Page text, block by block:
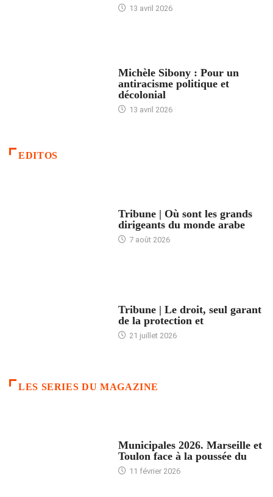
13 avril 2026
Michèle Sibony : Pour un
antiracisme politique et
décolonial
13 avril 2026
EDITOS
Tribune | Où sont les grands
dirigeants du monde arabe
7 août 2026
Tribune | Le droit, seul garant
de la protection et
21 juillet 2026
LES SERIES DU MAGAZINE
Municipales 2026. Marseille et
Toulon face à la poussée du
11 février 2026